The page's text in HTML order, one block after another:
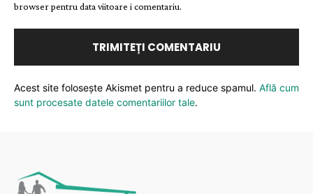
browser pentru data viitoare i comentariu.
Acest site folosește Akismet pentru a reduce spamul. Află cum
sunt procesate datele comentariilor tale.